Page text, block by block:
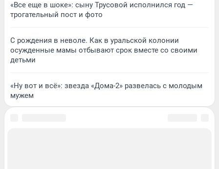
«Все еще в шоке»: сыну Трусовой исполнился год —
трогательный пост и фото
С рождения в неволе. Как в уральской колонии
осужденные мамы отбывают срок вместе со своими
детьми
«Ну вот и всё»: звезда «Дома-2» развелась с молодым
мужем